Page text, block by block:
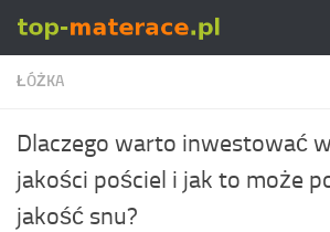
Skip to content
ŁÓŻKA
Dlaczego warto inwestować
jakości pościel i jak to może
jakość snu?